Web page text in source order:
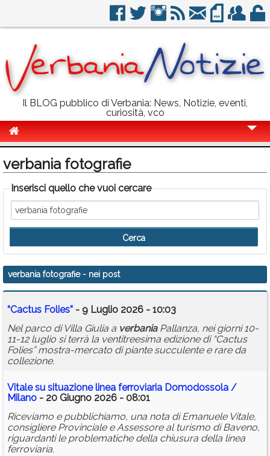
Il BLOG pubblico di Verbania: News, Notizie, eventi,
curiosità, vco
Politica
Sport
Eventi
Info Utili
Rubriche
Calendario
Annunci
verbania fotografie
Inserisci quello che vuoi cercare
verbania fotografie- nei post
“Cactus Folies” - 9 Luglio 2026 - 10:03
Nel parco di Villa Giulia a verbaniaPallanza, nei giorni 10-
11-12 luglio si terrà la ventitreesima edizione di “Cactus
Folies” mostra-mercato di piante succulente e rare da
collezione.
Vitale su situazione linea ferroviaria Domodossola /
Milano - 20 Giugno 2026 - 08:01
Riceviamo e pubblichiamo, una nota di Emanuele Vitale,
consigliere Provinciale e Assessore al turismo di Baveno,
riguardanti le problematiche della chiusura della linea
ferroviaria.